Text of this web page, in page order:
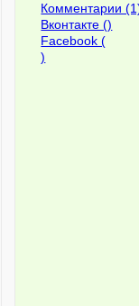
Комментарии
Вконтакте ()
Facebook (
)